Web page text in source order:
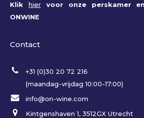
Klik hiervoor onze perskamer
ONWINE
Contact
+31 (0)30 20 72 216
(maandag-vrijdag 10:00-17:00)
info@on-wine.com
Kintgenshaven 1, 3512GX Utrecht